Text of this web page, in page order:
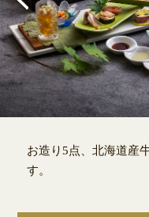
お造り5点、北海道産
す。